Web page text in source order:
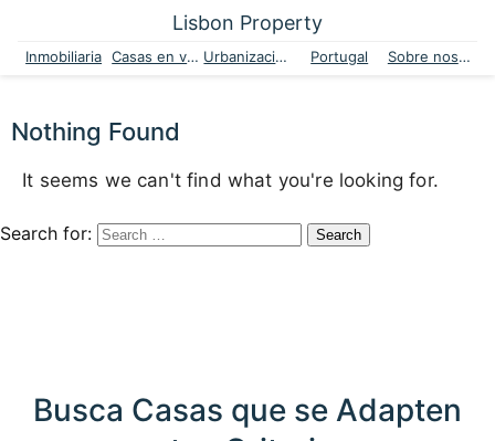
Lisbon Property
Inmobiliaria Casas en venta Urbanizaciones Portugal Sobre nosotros
Nothing Found
It seems we can't find what you're looking for.
Search for:
Busca Casas que se Adapten